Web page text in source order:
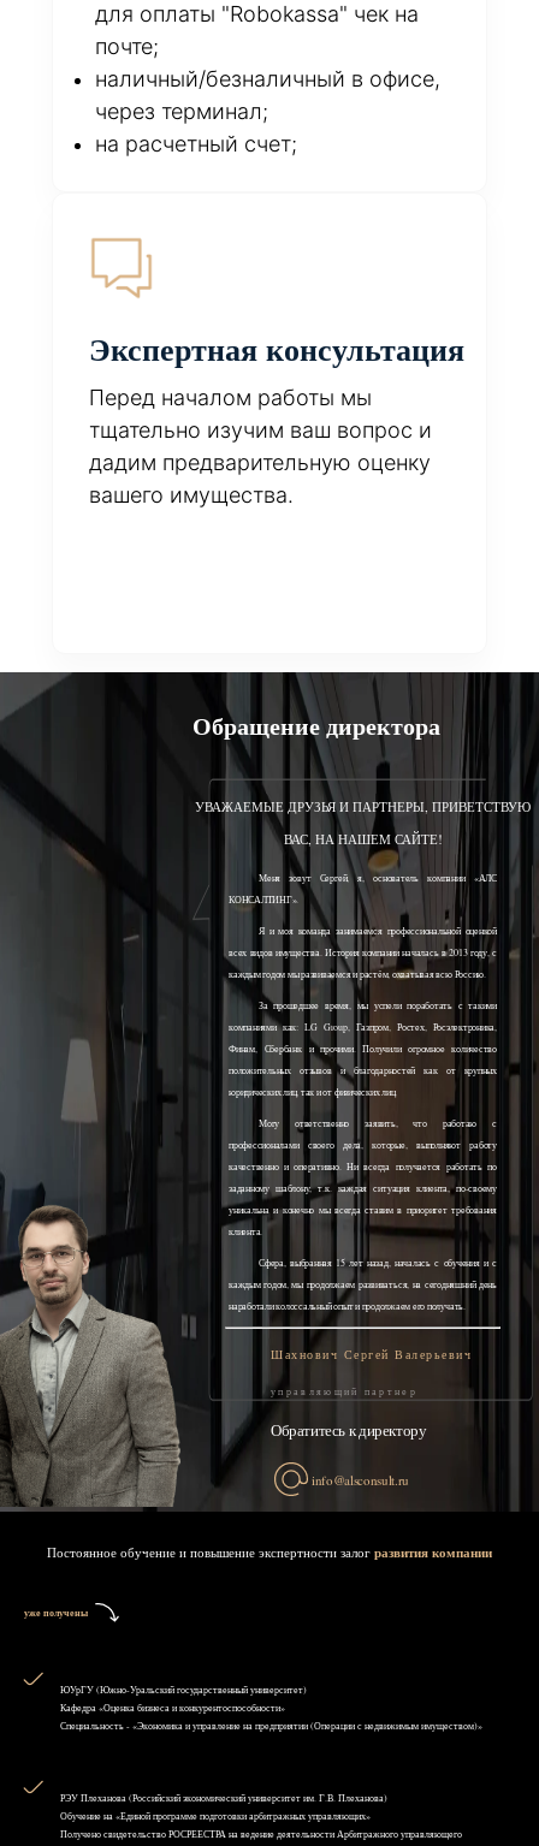
для оплаты "Robokassa" чек на
почте;
наличный/безналичный в офисе,
через терминал;
на расчетный счет;
Экспертная консультация
Перед началом работы мы
тщательно изучим ваш вопрос и
дадим предварительную оценку
вашего имущества.
Обращение директора
УВАЖАЕМЫЕ ДРУЗЬЯ И ПАРТНЕРЫ, ПРИВЕТСТВУЮ
ВАС, НА НАШЕМ САЙТЕ!
Меня зовут Сергей, я, основатель компании «АЛС
КОНСАЛТИНГ».
Я и моя команда занимаемся профессиональной оценкой
всех видов имущества. История компании началась в 2013 году, с
каждым годом мы развиваемся и растём, охватывая всю Россию.
За прошедшее время, мы успели поработать с такими
компаниями как: LG Group, Газпром, Ростех, Росэлектроника,
Финам, Сбербанк и прочими. Получили огромное количество
положительных отзывов и благодарностей как от крупных
юридических лиц, так и от физических лиц.
Могу ответственно заявить, что работаю с
профессионалами своего дела, которые, выполняют работу
качественно и оперативно. Ни всегда получается работать по
заданному шаблону, т.к. каждая ситуация клиента, по-своему
уникальна и конечно мы всегда ставим в приоритет требования
клиента.
Сфера, выбранная 15 лет назад, началась с обучения и с
каждым годом, мы продолжаем развиваться, на сегодняшний день
наработали колоссальный опыт и продолжаем его получать.
Шахнович Сергей Валерьевич
управляющий партнер
Обратитесь к директору
info@alsconsult.ru
Постоянное обучение и повышение экспертности залог развития компании
уже получены
ЮУрГУ (Южно-Уральский государственный университет)
Кафедра «Оценка бизнеса и конкурентоспособности»
Специальность - «Экономика и управление на предприятии (Операции с недвижимым имуществом)»
РЭУ Плеханова (Российский экономический университет им. Г.В. Плеханова)
Обучение на «Единой программе подготовки арбитражных управляющих»
Получено свидетельство РОСРЕЕСТРА на ведение деятельности Арбитражного управляющего